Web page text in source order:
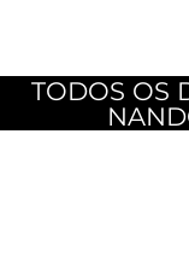
TODOS OS